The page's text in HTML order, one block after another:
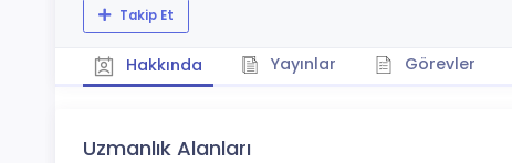
Takip Et
Hakkında Yayınlar Görevler
Uzmanlık Alanları